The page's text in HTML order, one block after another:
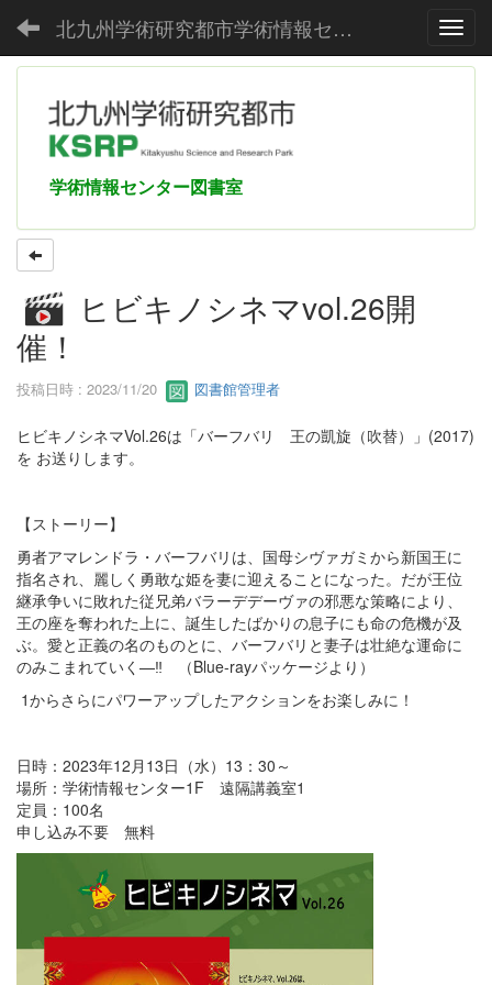
北九州学術研究都市学術情報センター
学術情報センター図書室
ヒビキノシネマvol.26開
催！
投稿日時 : 2023/11/20 図書館管理者
ヒビキノシネマVol.26は「バーフバリ 王の凱旋（吹替）」(2017)
を お送りします。
【ストーリー】
勇者アマレンドラ・バーフバリは、国母シヴァガミから新国王に
指名され、麗しく勇敢な姫を妻に迎えることになった。だが王位
継承争いに敗れた従兄弟バラーデデーヴァの邪悪な策略により、
王の座を奪われた上に、誕生したばかりの息子にも命の危機が及
ぶ。愛と正義の名のものとに、バーフバリと妻子は壮絶な運命に
のみこまれていく—‼ （Blue-rayパッケージより）
1からさらにパワーアップしたアクションをお楽しみに！
日時：2023年12月13日（水）13：30～
場所：学術情報センター1F 遠隔講義室1
定員：100名
申し込み不要 無料